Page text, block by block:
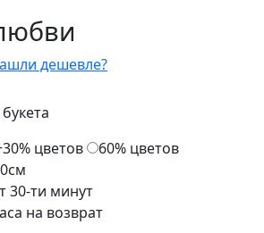
дешевле?
цветов
60% цветов
30-ти минут
на возврат